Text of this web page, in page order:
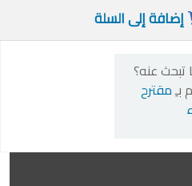
إضافة إلى السلة
عنه؟
بـِمقترح